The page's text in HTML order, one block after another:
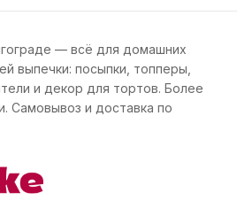
— всё для домашних
выпечки: посыпки, топперы,
и декор для тортов. Более
Самовывоз и доставка по